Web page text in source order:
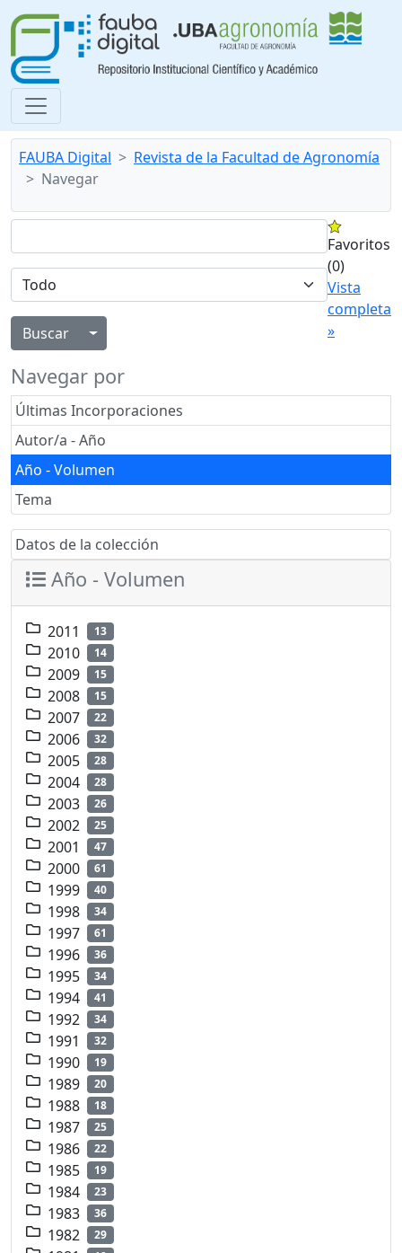
FAUBA Digital
Revista de la Facultad de Agronomía
Navegar
Alternar menú desplegable
Favoritos
(0)
Vista
completa
»
Navegar por
Últimas Incorporaciones
Autor/a - Año
Año - Volumen
Tema
Datos de la colección
Año - Volumen
2011 13
2010 14
2009 15
2008 15
2007 22
2006 32
2005 28
2004 28
2003 26
2002 25
2001 47
2000 61
1999 40
1998 34
1997 61
1996 36
1995 34
1994 41
1992 34
1991 32
1990 19
1989 20
1988 18
1987 25
1986 22
1985 19
1984 23
1983 36
1982 29